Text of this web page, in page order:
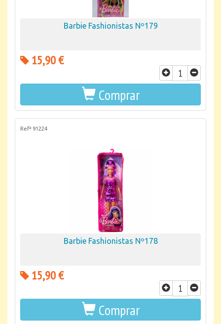
Barbie Fashionistas Nº179
15,90 €
Comprar
Refª 91224
Barbie Fashionistas Nº178
15,90 €
Comprar